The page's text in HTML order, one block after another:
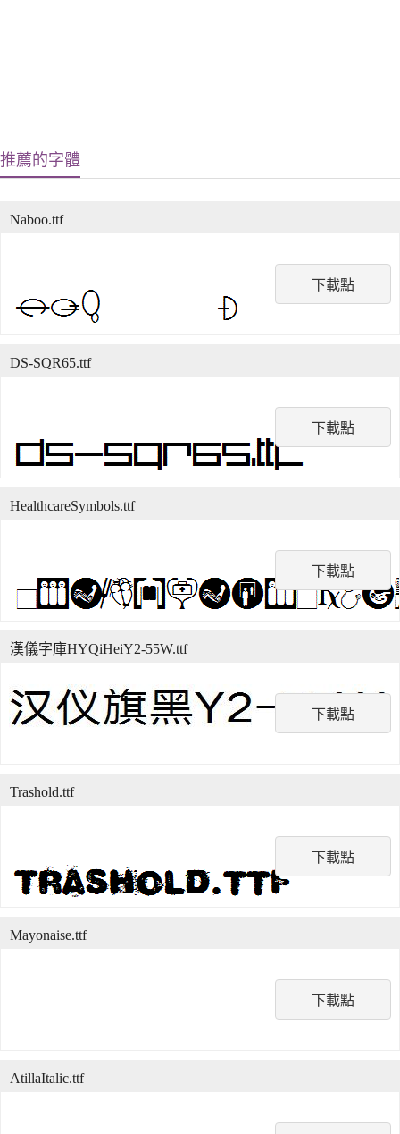
推薦的字體
下載點
Naboo.ttf
下載點
DS-SQR65.ttf
下載點
HealthcareSymbols.ttf
下載點
漢儀字庫HYQiHeiY2-55W.ttf
下載點
Trashold.ttf
下載點
Mayonaise.ttf
AtillaItalic.ttf